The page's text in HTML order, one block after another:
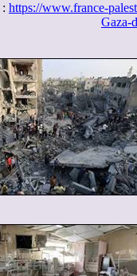
: https://www.france-
Gaza-